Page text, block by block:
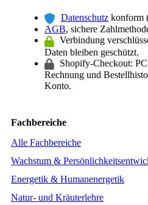
Datenschutz konform
AGB, sichere
Verbindung
Daten bleiben geschützt.
Shopify-Checkout:
Rechnung und
Konto.
Fachbereiche
Alle Fachbereiche
Wachstum &
Energetik & Humanenergetik
Natur- und Kräuterlehre